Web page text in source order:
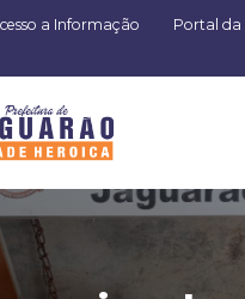
a Informação
Portal da